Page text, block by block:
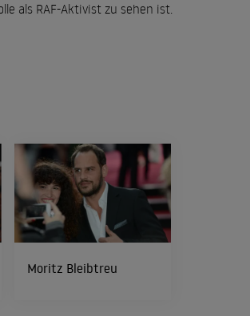
als RAF-Aktivist zu sehen ist.
Moritz Bleibtreu